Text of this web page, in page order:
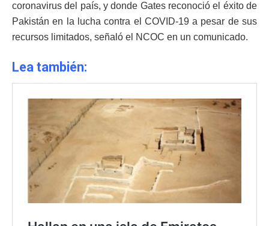
coronavirus del país, y donde Gates reconoció el éxito de
Pakistán en la lucha contra el COVID-19 a pesar de sus
recursos limitados, señaló el NCOC en un comunicado.
Lea también: